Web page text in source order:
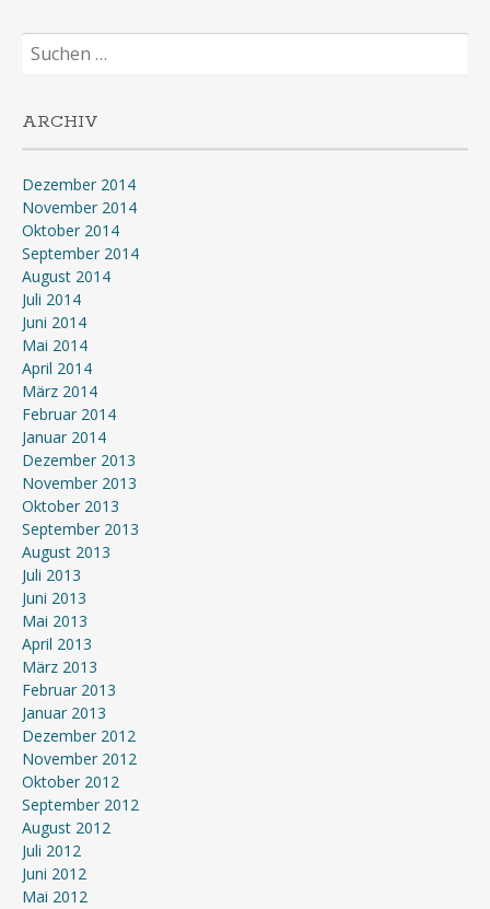
Suchen
nach:
ARCHIV
Dezember 2014
November 2014
Oktober 2014
September 2014
August 2014
Juli 2014
Juni 2014
Mai 2014
April 2014
März 2014
Februar 2014
Januar 2014
Dezember 2013
November 2013
Oktober 2013
September 2013
August 2013
Juli 2013
Juni 2013
Mai 2013
April 2013
März 2013
Februar 2013
Januar 2013
Dezember 2012
November 2012
Oktober 2012
September 2012
August 2012
Juli 2012
Juni 2012
Mai 2012